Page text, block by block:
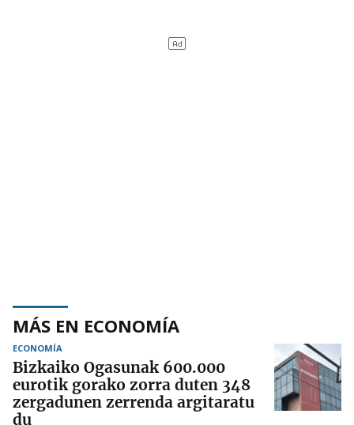
MÁS EN ECONOMÍA
ECONOMÍA
Bizkaiko Ogasunak 600.000
eurotik gorako zorra duten 348
zergadunen zerrenda argitaratu
du